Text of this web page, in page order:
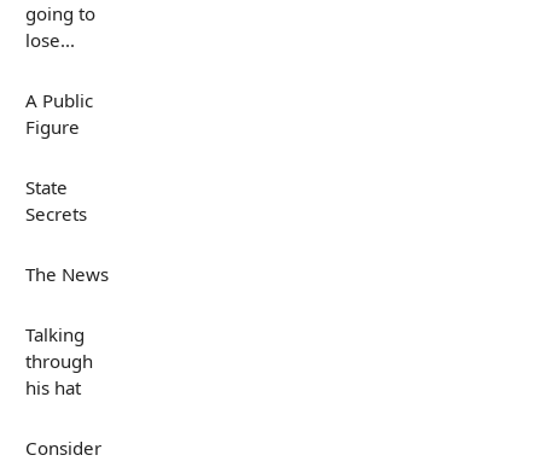
going to
lose...
A Public
Figure
State
Secrets
The News
Talking
through
his hat
Consider